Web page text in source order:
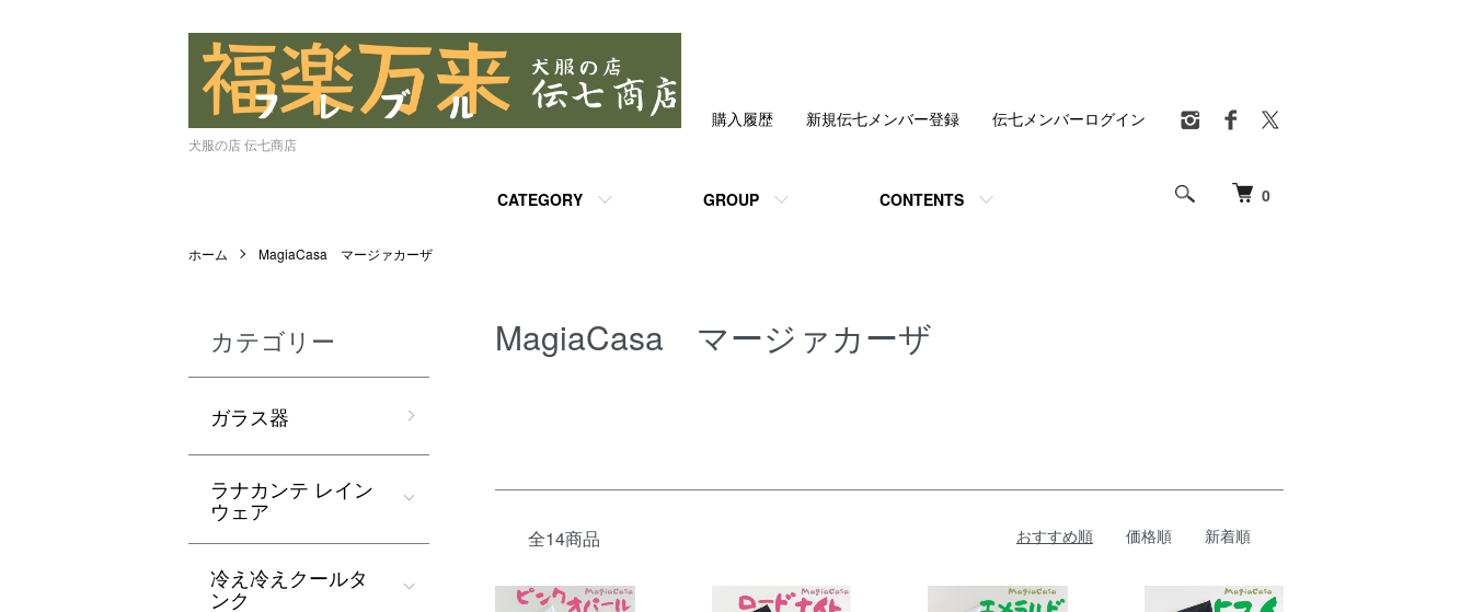
犬服の店 伝七商店
0
CATEGORY GROUP CONTENTS
購入履歴 新規伝七メンバー登録 伝七メンバーログイン
ホーム MagiaCasa マージァカーザ
MagiaCasa マージァカーザ
全14商品 おすすめ順 価格順 新着順
カテゴリー
ガラス器
ラナカンテ レイン
ウェア
冷え冷えクールタ
ンク